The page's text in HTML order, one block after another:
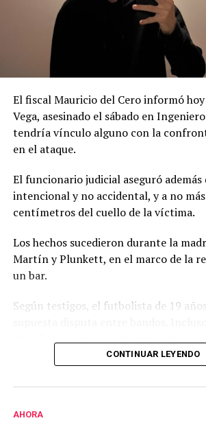
El fiscal Mauricio del Cero informó
Vega, asesinado el sábado en
tendría vínculo alguno con la
en el ataque.
El funcionario judicial aseguró
intencional y no accidental, y a no
centímetros del cuello de la víctima.
Los hechos sucedieron durante la
Martín y Plunkett, en el marco de la
un bar.
Según testigos, el futbolista de 19
Desde el local,y a través de un
que en el interior no hubo ningún
CONTINUAR LEYENDO
AHORA